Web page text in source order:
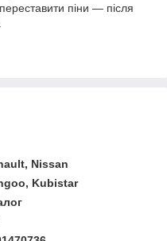
піни — після
Nissan
Kubistar